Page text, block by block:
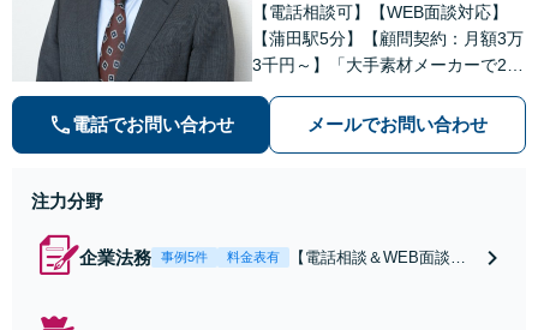
【電話相談可】【WEB面談対応】
【蒲田駅5分】【顧問契約：月額3万
3千円～】「大手素材メーカーで20
「契約書のリーガルチェック」「債
権回収：売掛金や請負代金の未払
電話でお問い合わせ メールでお問い合わせ
注力分野
企業法務 事例5件 料金表有
【電話相談＆WEB面談